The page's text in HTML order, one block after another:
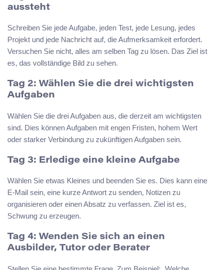
aussteht
Schreiben Sie jede Aufgabe, jeden Test, jede Lesung, jedes
Projekt und jede Nachricht auf, die Aufmerksamkeit erfordert.
Versuchen Sie nicht, alles am selben Tag zu lösen. Das Ziel ist
es, das vollständige Bild zu sehen.
Tag 2: Wählen Sie die drei wichtigsten
Aufgaben
Wählen Sie die drei Aufgaben aus, die derzeit am wichtigsten
sind. Dies können Aufgaben mit engen Fristen, hohem Wert
oder starker Verbindung zu zukünftigen Aufgaben sein.
Tag 3: Erledige eine kleine Aufgabe
Wählen Sie etwas Kleines und beenden Sie es. Dies kann eine
E-Mail sein, eine kurze Antwort zu senden, Notizen zu
organisieren oder einen Absatz zu verfassen. Ziel ist es,
Schwung zu erzeugen.
Tag 4: Wenden Sie sich an einen
Ausbilder, Tutor oder Berater